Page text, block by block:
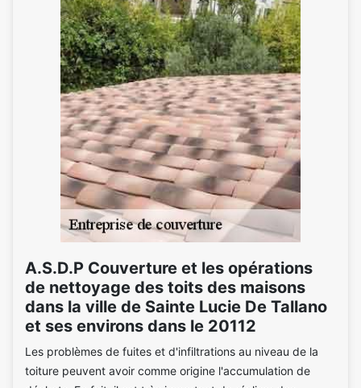
A.S.D.P Couverture et les opérations
de nettoyage des toits des maisons
dans la ville de Sainte Lucie De Tallano
et ses environs dans le 20112
Les problèmes de fuites et d'infiltrations au niveau de la
toiture peuvent avoir comme origine l'accumulation de